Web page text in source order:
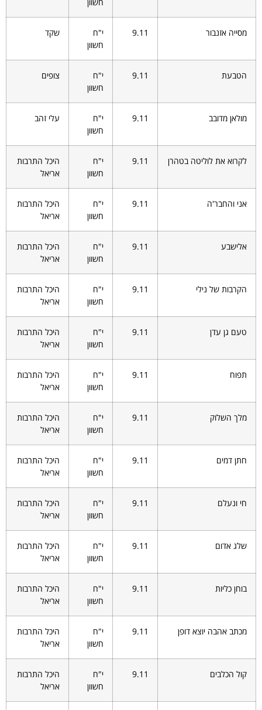
מסייה אזנבור 9.11
י"ח
חשוון
שקד
הטבעת 9.11
י"ח
חשוון
צופים
מולאן מדובב 9.11
י"ח
חשוון
עלי זהב
לקרוא את לוליטה בטהרן 9.11
י"ח
חשוון
היכל התרבות
אריאל
אני והחבר'ה 9.11
י"ח
חשוון
היכל התרבות
אריאל
אלישבע 9.11
י"ח
חשוון
היכל התרבות
אריאל
הקרבות של נילי 9.11
י"ח
חשוון
היכל התרבות
אריאל
טעם גן עדן 9.11
י"ח
חשוון
היכל התרבות
אריאל
תפוח 9.11
י"ח
חשוון
היכל התרבות
אריאל
מלך השלוק 9.11
י"ח
חשוון
היכל התרבות
אריאל
חתן דמים 9.11
י"ח
חשוון
היכל התרבות
אריאל
חי ונעלם 9.11
י"ח
חשוון
היכל התרבות
אריאל
שלג אדום 9.11
י"ח
חשוון
היכל התרבות
אריאל
בוחן כליות 9.11
י"ח
חשוון
היכל התרבות
אריאל
מכתב אהבה יוצא דופן 9.11
י"ח
חשוון
היכל התרבות
אריאל
קול הכלבים 9.11
י"ח
חשוון
היכל התרבות
אריאל